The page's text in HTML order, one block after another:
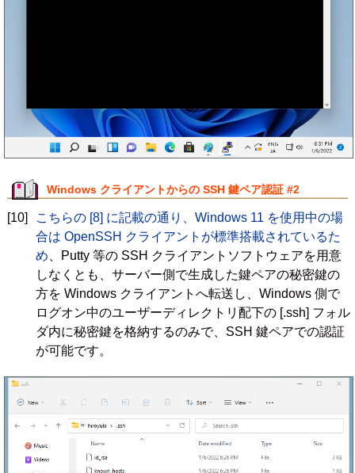
Windows クライアントからの SSH 鍵ペア認証 #2
[10]
こちらの [8] に記載の通り、Windows 11 を使用中の場
合は OpenSSH クライアントが標準搭載されているた
め 、Putty 等の SSH クライアントソフトウェアを用意
しなくとも、サーバー側で生成した鍵ペアの秘密鍵の
方を Windows クライアントへ転送し、Windows 側で
ログオン中のユーザーディレクトリ配下の [.ssh] フォル
ダ内に秘密鍵を格納するのみで、SSH 鍵ペアでの認証
が可能です。